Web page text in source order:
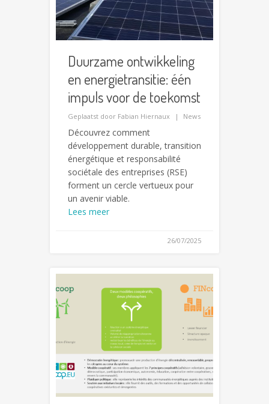
Duurzame ontwikkeling
en energietransitie: één
impuls voor de toekomst
Geplaatst door Fabian Hiernaux News
Découvrez comment
développement durable, transition
énergétique et responsabilité
sociétale des entreprises (RSE)
forment un cercle vertueux pour
un avenir viable.
Lees meer
26/07/2025